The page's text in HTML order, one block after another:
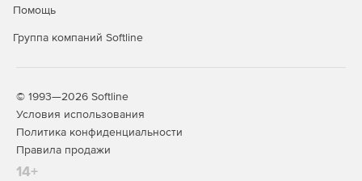
Помощь
Группа компаний Softline
© 1993—2026 Softline
Условия использования
Политика конфиденциальности
Правила продажи
14+